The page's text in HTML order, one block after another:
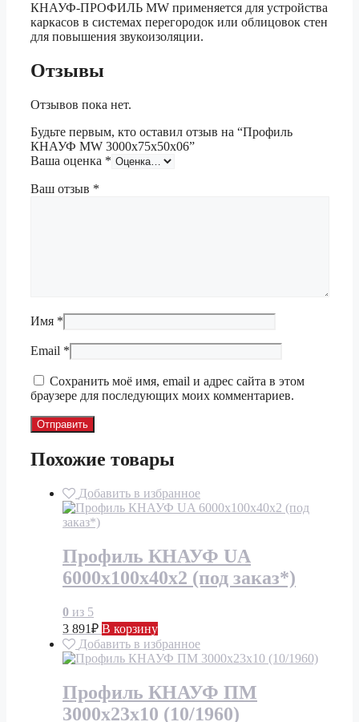
КНАУФ-ПРОФИЛЬ MW применяется для устройства
каркасов в системах перегородок или облицовок стен
для повышения звукоизоляции.
Отзывы
Отзывов пока нет.
Будьте первым, кто оставил отзыв на “Профиль
КНАУФ MW 3000х75х50х06”
Ваша оценка *
Ваш отзыв *
Имя *
Email *
Сохранить моё имя, email и адрес сайта в этом
браузере для последующих моих комментариев.
Похожие товары
Добавить в избранное
Профиль КНАУФ UA
6000х100х40х2 (под заказ*)
0 из 5
3 891₽ В корзину
Добавить в избранное
Профиль КНАУФ ПМ
3000х23х10 (10/1960)